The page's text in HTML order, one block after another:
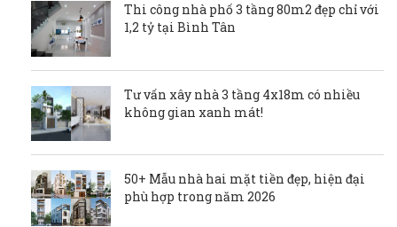
Thi công nhà phố 3 tầng 80m2 đẹp chỉ với
1,2 tỷ tại Bình Tân
Tư vấn xây nhà 3 tầng 4x18m có nhiều
không gian xanh mát!
50+ Mẫu nhà hai mặt tiền đẹp, hiện đại
phù hợp trong năm 2026